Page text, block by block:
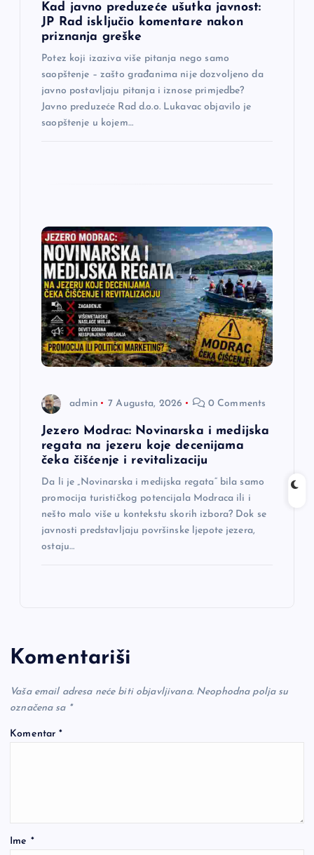
Kad javno preduzeće ušutka javnost:
JP Rad isključio komentare nakon
priznanja greške
Potez koji izaziva više pitanja nego samo
saopštenje – zašto građanima nije dozvoljeno da
javno postavljaju pitanja i iznose primjedbe?
Javno preduzeće Rad d.o.o. Lukavac objavilo je
saopštenje u kojem…
admin 7 Augusta, 2026 0 Comments
Jezero Modrac: Novinarska i medijska
regata na jezeru koje decenijama
čeka čišćenje i revitalizaciju
Da li je „Novinarska i medijska regata“ bila samo
promocija turističkog potencijala Modraca ili i
nešto malo više u kontekstu skorih izbora? Dok se
javnosti predstavljaju površinske ljepote jezera,
ostaju…
Komentariši
Vaša email adresa neće biti objavljivana. Neophodna polja su
označena sa *
Komentar*
Ime *